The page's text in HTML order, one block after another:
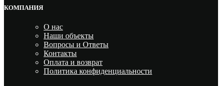
КОМПАНИЯ
О нас
Наши объекты
Вопросы и Ответы
Контакты
Оплата и возврат
Политика конфиденциальности